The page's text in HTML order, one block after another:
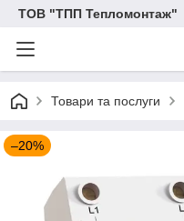
ТОВ "ТПП Тепломонтаж"
Товари та послуги
–20%